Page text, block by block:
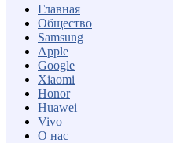
Главная
Общество
Samsung
Apple
Google
Xiaomi
Honor
Huawei
Vivo
О нас